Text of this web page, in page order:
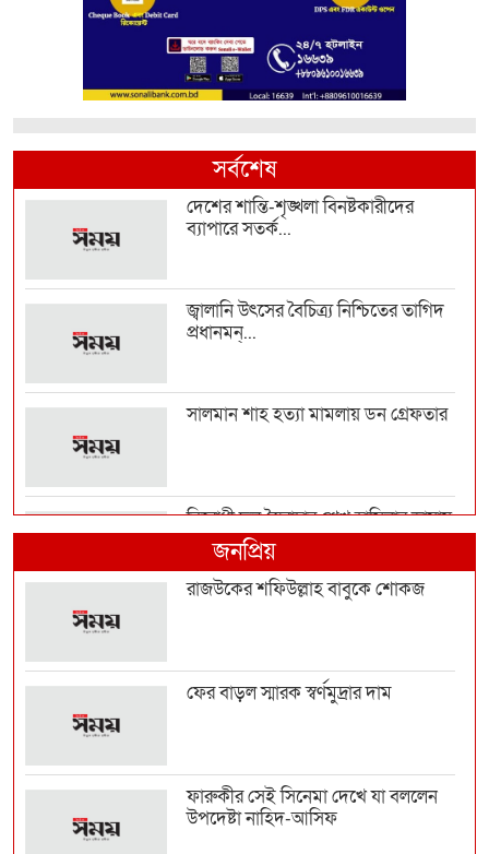
সর্বশেষ
দেশের শান্তি-শৃঙ্খলা বিনষ্টকারীদের
ব্যাপারে সতর্ক...
জ্বালানি উৎসের বৈচিত্র্য নিশ্চিতের তাগিদ
প্রধানমন্...
সালমান শাহ হত্যা মামলায় ডন গ্রেফতার
বিরোধী দল স্বৈরাচার শেখ হাসিনার ভাষায়
কথা বলছে: মি...
হাসিনা ইস্যুতে বাংলাদেশ-ভারত সম্পর্কে
জনপ্রিয়
রাজউকের শফিউল্লাহ বাবুকে শোকজ
ফের বাড়ল স্মারক স্বর্ণমুদ্রার দাম
ফারুকীর সেই সিনেমা দেখে যা বললেন
উপদেষ্টা নাহিদ-আসিফ